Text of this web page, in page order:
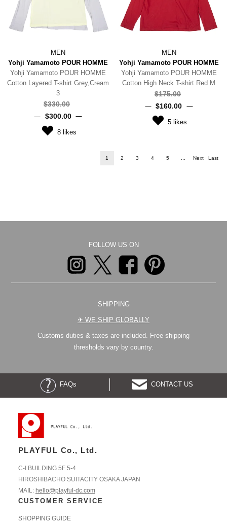
MEN
Yohji Yamamoto POUR HOMME
Yohji Yamamoto POUR HOMME
Cotton Layered T-shirt Grey,Cream
3
$‌330.00
$‌300.00
8likes
MEN
Yohji Yamamoto POUR HOMME
Yohji Yamamoto POUR HOMME
Cotton High Neck T-shirt Red M
$‌175.00
$‌160.00
5 likes
1 2 3 4 5 Next Last
FOLLOW US ON
SHIPPING
✈︎ WE SHIP GLOBALLY
Customs duties & taxes are included. Free shipping
thresholds vary by country.
FAQs CONTACT US
PLAYFUL Co., Ltd.
C-I BUILDING 5F 5-4
HIROSHIBACHO SUITACITY OSAKA JAPAN
MAIL: hello@playful-dc.com
CUSTOMER SERVICE
SHOPPING GUIDE